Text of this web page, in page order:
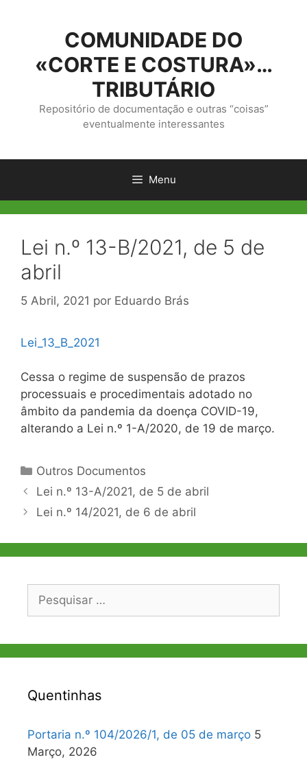
conteúdo
COMUNIDADE DO
«CORTE E COSTURA»…
TRIBUTÁRIO
Repositório de documentação e outras “coisas”
eventualmente interessantes
Menu
Lei n.º 13-B/2021, de 5 de
abril
5 Abril, 2021 por Eduardo Brás
Lei_13_B_2021
Cessa o regime de suspensão de prazos
processuais e procedimentais adotado no
âmbito da pandemia da doença COVID-19,
alterando a Lei n.º 1-A/2020, de 19 de março.
Categorias
Outros Documentos
Navegação
de
Lei n.º 13-A/2021, de 5 de abril
Lei n.º 14/2021, de 6 de abril
Pesquisar
Quentinhas
Portaria n.º 104/2026/1, de 05 de março 5
Março, 2026